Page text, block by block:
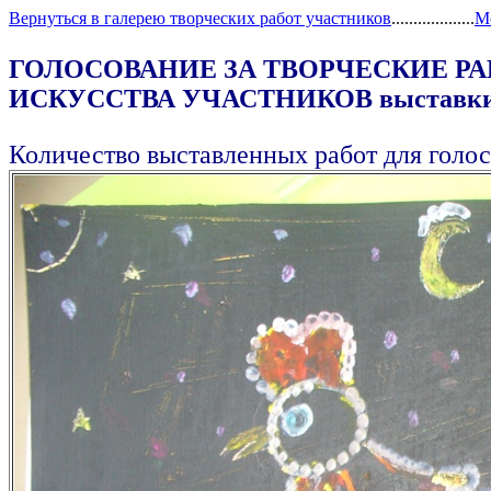
Вернуться в галерею творческих работ участников...................
ГОЛОСОВАНИЕ ЗА ТВОРЧЕСКИЕ
ИСКУССТВА УЧАСТНИКОВ выставки
Количество выставленных работ для